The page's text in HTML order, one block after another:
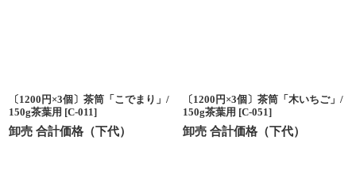
〔1200円×3個〕茶筒「こでまり」/
150g茶葉用 [C-011]
卸売 合計価格（下代）
〔1200円×3個〕茶筒「木いちご」/
150g茶葉用 [C-051]
卸売 合計価格（下代）